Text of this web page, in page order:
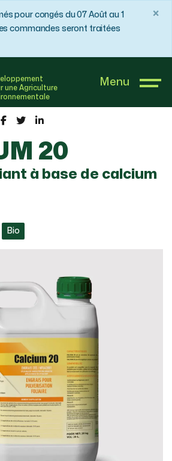
pour congés du 07 Août au 1
commandes seront traitées
×
une Agriculture
Menu
20
à base de calcium
Bio